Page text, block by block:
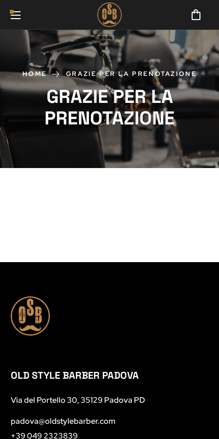
HOME GRAZIE PER LA PRENOTAZIONE
GRAZIE PER LA
PRENOTAZIONE
OLD STYLE BARBER PADOVA
Via del Portello 30, 35129 Padova PD
padova@oldstylebarber.com
+39 049 2323839